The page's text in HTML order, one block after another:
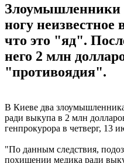
Злоумышленники
ногу неизвестное
что это "яд".
него 2 млн
"противоядия".
В Киеве два
ради выкупа в 2 млн
генпрокурора в четверг, 13
"По данным следствия,
похищении медика ради